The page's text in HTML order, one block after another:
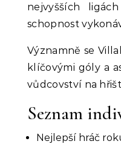
nejvyšších
schopnost
Významně se
klíčovými góly a
vůdcovství na
Seznam
Nejlepší hráč